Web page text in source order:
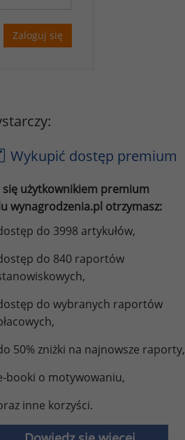
Zaloguj się
Wykupić dostęp premium
się użytkownikiem premium
wynagrodzenia.pl otrzymasz:
do 3998 artykułów,
do 840 raportów
do wybranych raportów
50% zniżki na najnowsze raporty,
booki o motywowaniu,
inne korzyści.